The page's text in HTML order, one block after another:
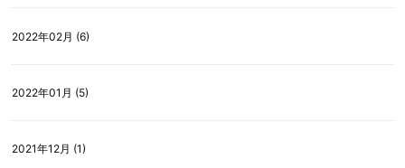
2022年02月 (6)
2022年01月 (5)
2021年12月 (1)